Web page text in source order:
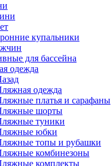
купальники
для бассейна
одежда
одежда
платья и сарафаны
шорты
туники
юбки
топы и рубашки
комбинезоны
комплекты